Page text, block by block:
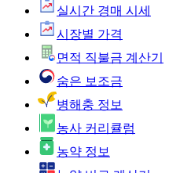
실시간 경매 시세
시장별 가격
면적 직불금 계산기
숨은 보조금
병해충 정보
농사 커리큘럼
농약 정보